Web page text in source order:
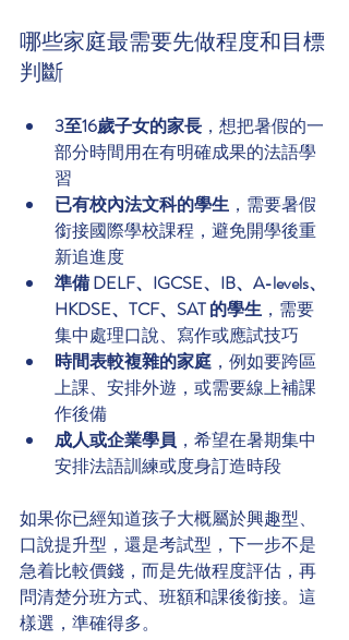
哪些家庭最需要先做程度和目標
判斷
3至16歲子女的家長 ，想把暑假的一
部分時間用在有明確成果的法語學
習
已有校內法文科的學生 ，需要暑假
銜接國際學校課程，避免開學後重
新追進度
準備 DELF、IGCSE、IB、A-levels、
HKDSE、TCF、SAT 的學生 ，需要
集中處理口說、寫作或應試技巧
時間表較複雜的家庭 ，例如要跨區
上課、安排外遊，或需要線上補課
作後備
成人或企業學員 ，希望在暑期集中
安排法語訓練或度身訂造時段
如果你已經知道孩子大概屬於興趣型、
口說提升型，還是考試型，下一步不是
急着比較價錢，而是先做程度評估，再
問清楚分班方式、班額和課後銜接。這
樣選，準確得多。